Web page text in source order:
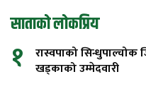
साताको लोकप्रिय
१
रास्वपाको
खड्काको उम्मेदवारी